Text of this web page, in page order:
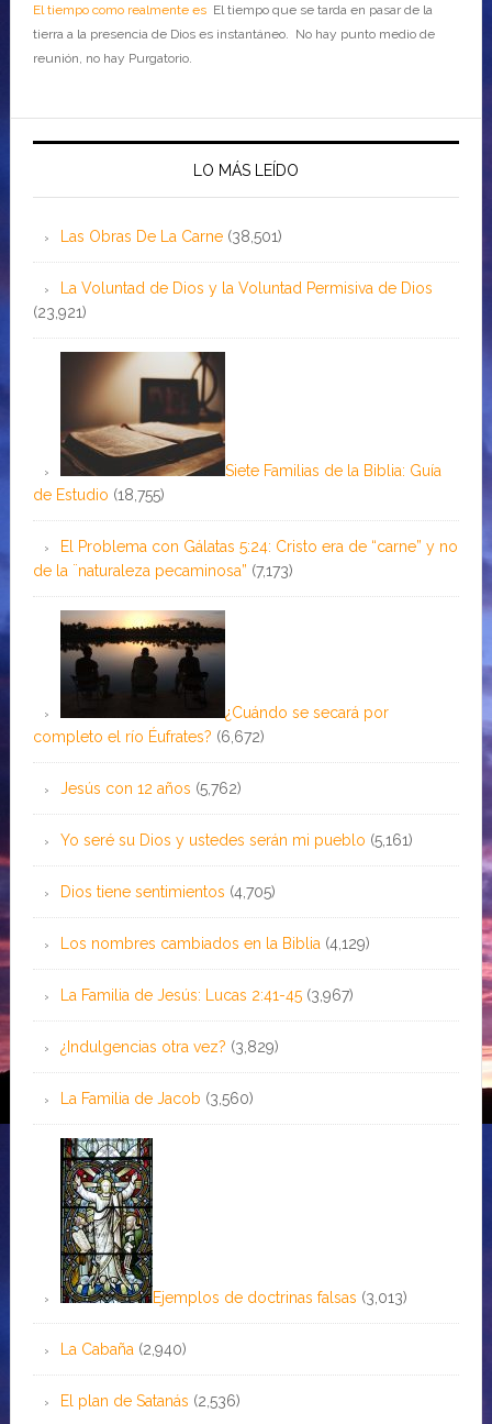
El tiempo como realmente esEl tiempo que se tarda en pasar de la
tierra a la presencia de Dios es instantáneo. No hay punto medio de
reunión, no hay Purgatorio.
LO MÁS LEÍDO
Las Obras De La Carne (38,501)
La Voluntad de Dios y la Voluntad Permisiva de Dios
(23,921)
Siete Familias de la Biblia: Guía
de Estudio (18,755)
El Problema con Gálatas 5:24: Cristo era de “carne” y no
de la ¨naturaleza pecaminosa” (7,173)
¿Cuándo se secará por
completo el río Éufrates? (6,672)
Jesús con 12 años (5,762)
Yo seré su Dios y ustedes serán mi pueblo (5,161)
Dios tiene sentimientos (4,705)
Los nombres cambiados en la Biblia (4,129)
La Familia de Jesús: Lucas 2:41-45 (3,967)
¿Indulgencias otra vez? (3,829)
La Familia de Jacob (3,560)
Ejemplos de doctrinas falsas (3,013)
La Cabaña (2,940)
El plan de Satanás (2,536)